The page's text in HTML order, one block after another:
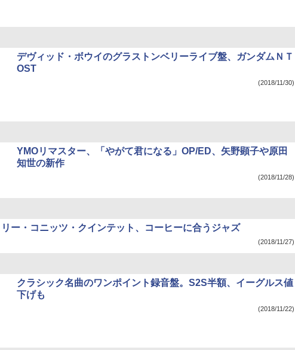
デヴィッド・ボウイのグラストンベリーライブ盤、ガンダムＮＴ
OST
(2018/11/30)
YMOリマスター、「やがて君になる」OP/ED、矢野顕子や原田
知世の新作
(2018/11/28)
ー・コニッツ・クインテット、コーヒーに合うジャズ
(2018/11/27)
クラシック名曲のワンポイント録音盤。S2S半額、イーグルス値
下げも
(2018/11/22)